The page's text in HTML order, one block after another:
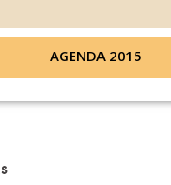
AGENDA 2015